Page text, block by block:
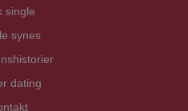
single
synes
dating